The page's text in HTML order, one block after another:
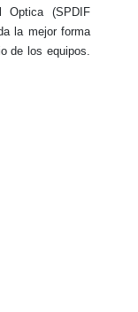
Optica (SPDIF
la mejor forma
de los equipos.